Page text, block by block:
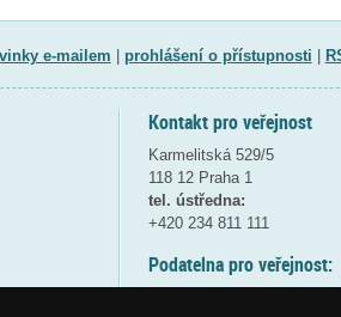
e-mailem prohlášení o přístupnosti
Kontakt pro veřejnost
Karmelitská 529/5
118 12 Praha 1
tel. ústředna:
+420 234 811 111
Podatelna pro veřejnost: